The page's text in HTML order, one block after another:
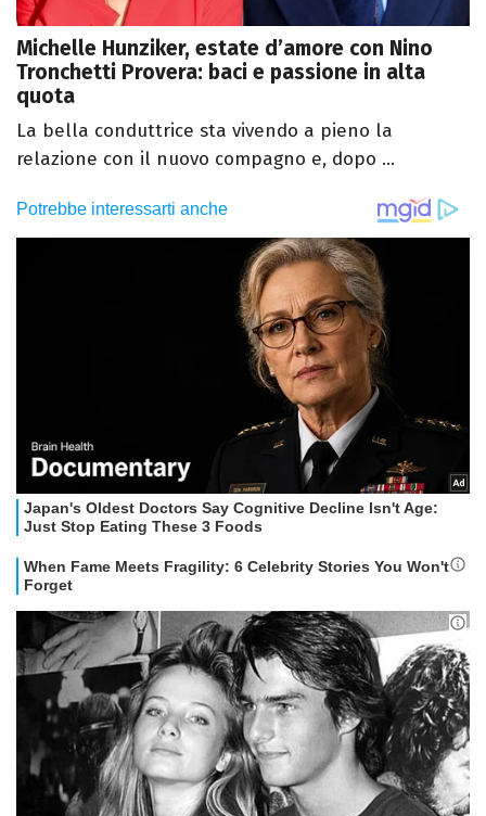
Michelle Hunziker, estate d’amore con Nino
Tronchetti Provera: baci e passione in alta
quota
La bella conduttrice sta vivendo a pieno la
relazione con il nuovo compagno e, dopo ...